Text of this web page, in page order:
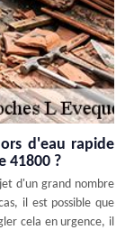
d'eau rapide
41800 ?
d'un grand nombre
il est possible que
cela en urgence, il